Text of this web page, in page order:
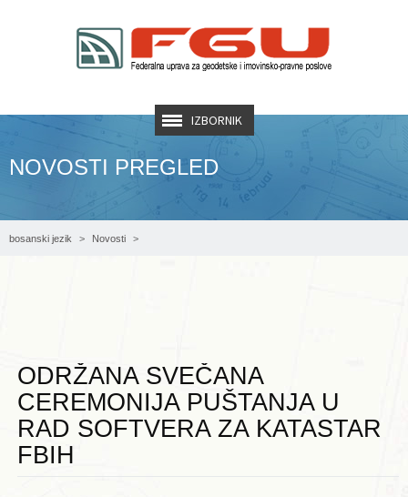
IZBORNIK
NOVOSTI PREGLED
bosanski jezik Novosti
ODRŽANA SVEČANA
CEREMONIJA PUŠTANJA U
RAD SOFTVERA ZA KATASTAR
FBIH